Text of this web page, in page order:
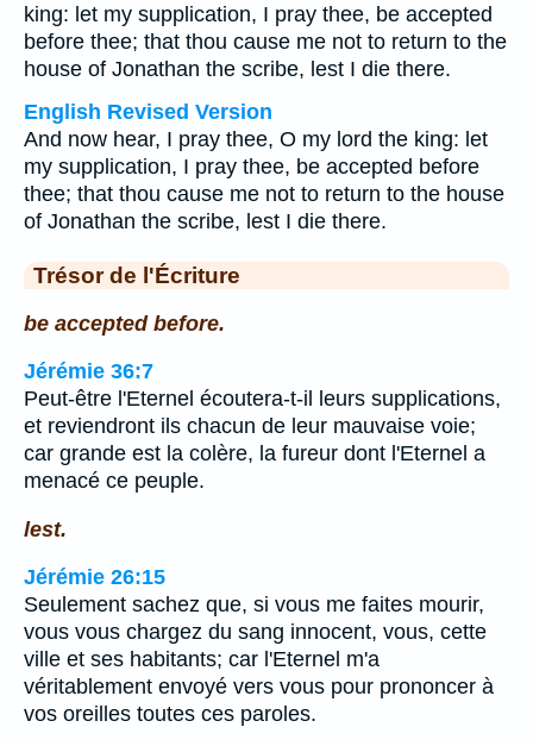
king: let my supplication, I pray thee, be accepted
before thee; that thou cause me not to return to the
house of Jonathan the scribe, lest I die there.
English Revised Version
And now hear, I pray thee, O my lord the king: let
my supplication, I pray thee, be accepted before
thee; that thou cause me not to return to the house
of Jonathan the scribe, lest I die there.
Trésor de l'Écriture
be accepted before.
Jérémie 36:7
Peut-être l'Eternel écoutera-t-il leurs supplications,
et reviendront ils chacun de leur mauvaise voie;
car grande est la colère, la fureur dont l'Eternel a
menacé ce peuple.
lest.
Jérémie 26:15
Seulement sachez que, si vous me faites mourir,
vous vous chargez du sang innocent, vous, cette
ville et ses habitants; car l'Eternel m'a
véritablement envoyé vers vous pour prononcer à
vos oreilles toutes ces paroles.